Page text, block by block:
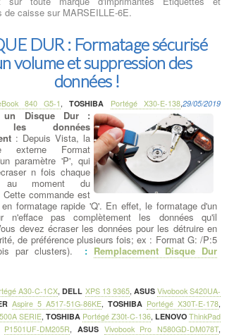
de caisse sur MARSEILLE-6E.
DUR : Formatage sécurisé
volume et suppression des
données !
29/05/2019
un Disque Dur :
les données
: Depuis Vista, la
externe Format
paramètre 'P', qui
n fois chaque
au moment du
Cette commande est
en formatage rapide 'Q'. En effet, le formatage d'un
n'efface pas complètement les données qu'il
devez écraser les données pour les détruire en
de préférence plusieurs fois; ex : Format G: /P:5
par clusters). : Remplacement Disque Dur
840 G5-1,TOSHIBA Portégé X30-E-138,
A30-C-1CX,DELL XPS 13 9365, ASUS Vivobook S420UA-
Aspire 5 A517-51G-86KE, TOSHIBA Portégé X30T-E-178,
SERIE, TOSHIBA Portégé Z30t-C-136, LENOVO ThinkPad
P1501UF-DM205R,ASUS Vivobook Pro N580GD-DM078T,